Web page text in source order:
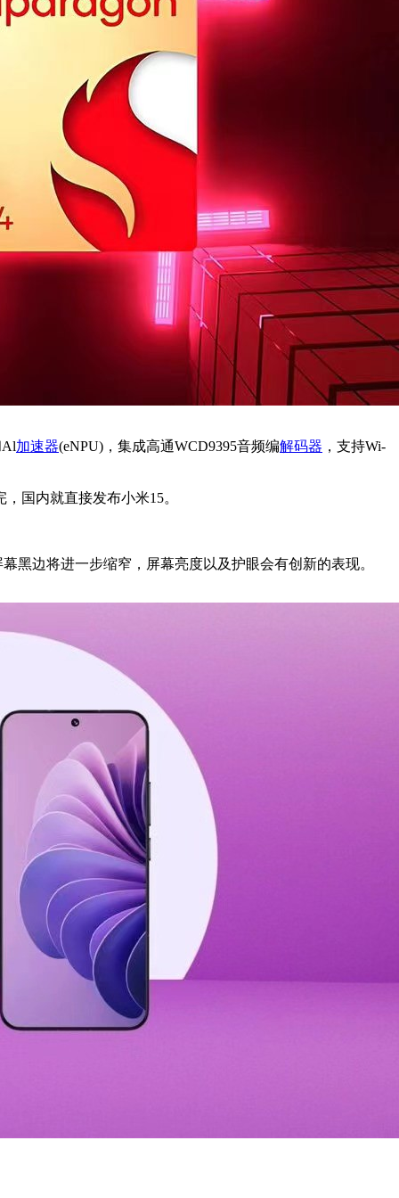
Al加速器(eNPU)，集成高通WCD9395音频编解码器 ，支持Wi-
国内就直接发布小米15。
黑边将进一步缩窄，屏幕亮度以及护眼会有创新的表现。